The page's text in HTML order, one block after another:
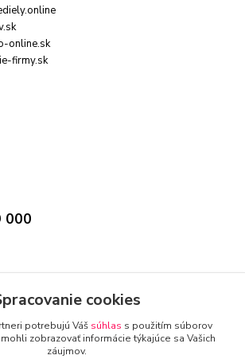
online.sk
firmy.sk
000
cookies
potrebujú Váš súhlas s použitím súborov
zobrazovať informácie týkajúce sa Vašich
záujmov.